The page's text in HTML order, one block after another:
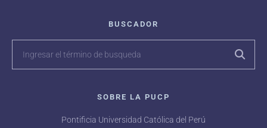
BUSCADOR
SOBRE LA PUCP
Pontificia Universidad Católica del Perú